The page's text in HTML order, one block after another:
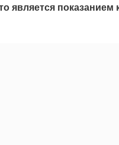
является показанием